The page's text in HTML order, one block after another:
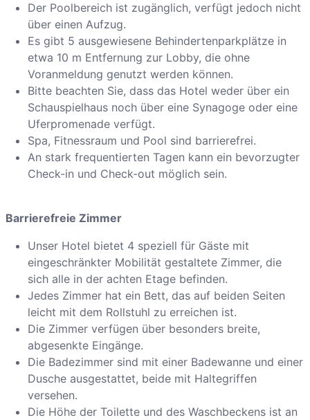
Der Poolbereich ist zugänglich, verfügt jedoch nicht
über einen Aufzug.
Es gibt 5 ausgewiesene Behindertenparkplätze in
etwa 10 m Entfernung zur Lobby, die ohne
Voranmeldung genutzt werden können.
Bitte beachten Sie, dass das Hotel weder über ein
Schauspielhaus noch über eine Synagoge oder eine
Uferpromenade verfügt.
Spa, Fitnessraum und Pool sind barrierefrei.
An stark frequentierten Tagen kann ein bevorzugter
Check-in und Check-out möglich sein.
Barrierefreie Zimmer
Unser Hotel bietet 4 speziell für Gäste mit
eingeschränkter Mobilität gestaltete Zimmer, die
sich alle in der achten Etage befinden.
Jedes Zimmer hat ein Bett, das auf beiden Seiten
leicht mit dem Rollstuhl zu erreichen ist.
Die Zimmer verfügen über besonders breite,
abgesenkte Eingänge.
Die Badezimmer sind mit einer Badewanne und einer
Dusche ausgestattet, beide mit Haltegriffen
versehen.
Die Höhe der Toilette und des Waschbeckens ist an